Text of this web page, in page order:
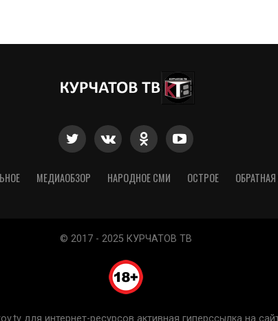
МЕДИАОБЗОР НАРОДНОЕ СМИ ОСТРОЕ
© 2017 - 2025 КУРЧАТОВ ТВ
для интернет-ресурсов активная гиперссылка на